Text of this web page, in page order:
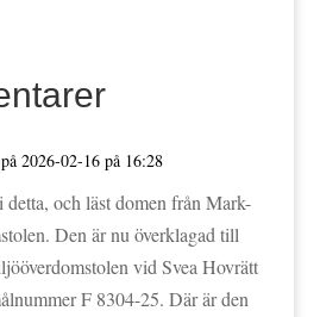
på 2026-02-16 på 16:28
detta, och läst domen från Mark-
Den är nu överklagad till
vid Svea Hovrätt
F 8304-25. Där är den